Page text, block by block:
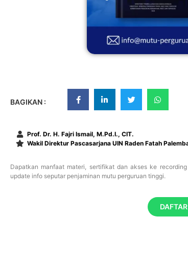
BAGIKAN :
Prof. Dr. H. Fajri Ismail, M.Pd.I., CIT.
Wakil Direktur Pascasarjana UIN Raden Fatah
Dapatkan manfaat materi, sertifikat dan akses ke
update info seputar penjaminan mutu perguruan tinggi.